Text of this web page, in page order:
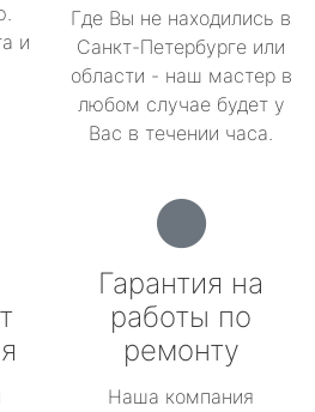
и
Где Вы не находились в
Санкт-Петербурге или
области - наш мастер в
любом случае будет у
Вас в течении часа.
Гарантия на
работы по
ремонту
Наша компания